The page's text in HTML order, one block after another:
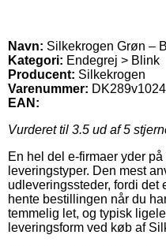
Navn: Silkekrogen Grøn –
Kategori: Endegrej > Blink
Producent: Silkekrogen
Varenummer: DK289v1024
EAN:
Vurderet til 3.5 ud af 5
En hel del e-firmaer yder
leveringstyper. Den mest
udleveringssteder, fordi det
hente bestillingen når du
temmelig let, og typisk
leveringsform ved køb af